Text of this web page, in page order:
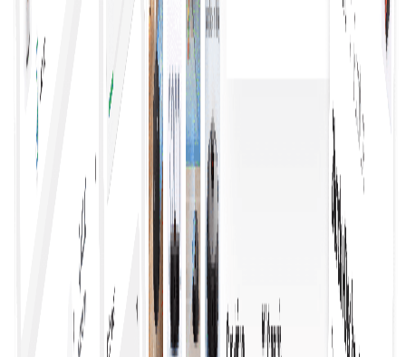
Ενισχύει την αποδοτικότητα, επιτρέποντας στις
επιχειρήσεις να εκμεταλλεύονται γρήγορα τις
ευκαιρίες. Οι βελτιωμένες διαδικασίες, οι σαφείς
πληροφορίες και οι προσβάσιμες επιλογές δίνουν
στους αγοραστές τη δυνατότητα να ενεργούν
αποφασιστικά και με αυτοπεποίθηση.